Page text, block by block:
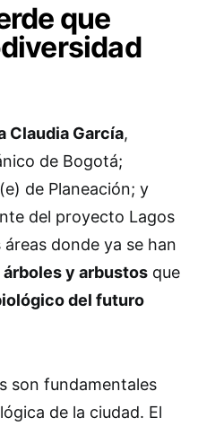
que
Claudia García,
de Bogotá;
de Planeación; y
del proyecto Lagos
donde ya se han
árboles y arbustos que
del futuro
son fundamentales
de la ciudad. El